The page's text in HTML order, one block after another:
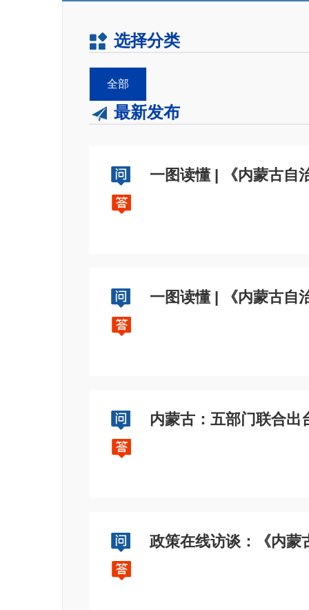
选择分类
全部
最新发布
一图读懂 | 《内蒙古自
一图读懂 | 《内蒙古自
内蒙古：五部门联合出
政策在线访谈：《内蒙